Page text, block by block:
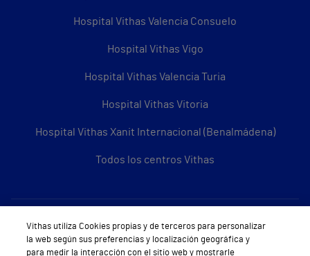
Hospital Vithas Valencia Consuelo
Hospital Vithas Vigo
Hospital Vithas Valencia Turia
Hospital Vithas Vitoria
Hospital Vithas Xanit Internacional (Benalmádena)
Todos los centros Vithas
Sobre Vithas
Quiénes somos
Vithas utiliza Cookies propias y de terceros para personalizar
la web según sus preferencias y localización geográfica y
para medir la interacción con el sitio web y mostrarle